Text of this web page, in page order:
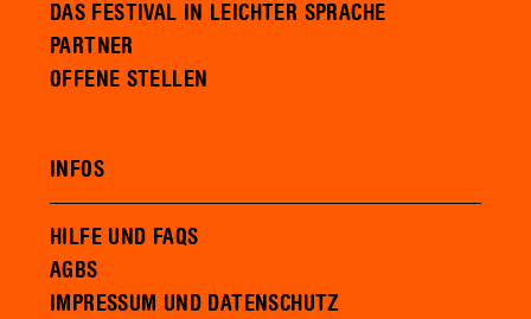
DAS FESTIVAL IN LEICHTER SPRACHE
PARTNER
OFFENE STELLEN
INFOS
HILFE UND FAQS
AGBS
IMPRESSUM UND DATENSCHUTZ